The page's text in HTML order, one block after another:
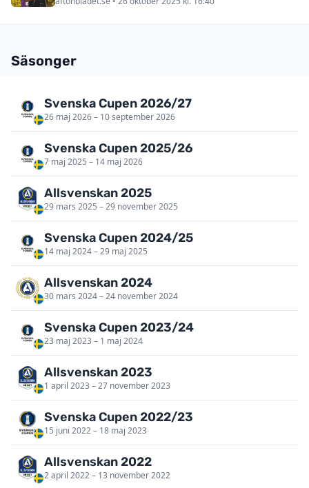
Säsonger
Svenska Cupen 2026/27
26 maj 2026 – 10 september 2026
Svenska Cupen 2025/26
7 maj 2025 – 14 maj 2026
Allsvenskan 2025
29 mars 2025 – 29 november 2025
Svenska Cupen 2024/25
14 maj 2024 – 29 maj 2025
Allsvenskan 2024
30 mars 2024 – 24 november 2024
Svenska Cupen 2023/24
23 maj 2023 – 1 maj 2024
Allsvenskan 2023
1 april 2023 – 27 november 2023
Svenska Cupen 2022/23
15 juni 2022 – 18 maj 2023
Allsvenskan 2022
2 april 2022 – 13 november 2022